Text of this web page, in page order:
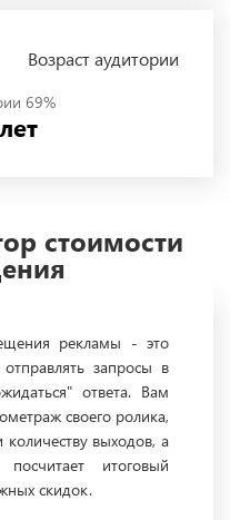
Возраст аудитории
69%
стоимости
рекламы - это
запросы в
ответа. Вам
своего ролика,
выходов, а
итоговый
скидок.